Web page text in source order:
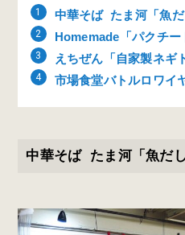
中華そば たま河「魚だ
Homemade「パクチー
えちぜん「自家製ネギ
市場食堂バトルロワイ
中華そば たま河「魚だ